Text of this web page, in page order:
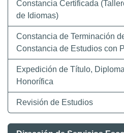
Constancia Certificada
de Idiomas)
Constancia de Terminación
Constancia de Estudios con
Expedición de Título,
Honorífica
Revisión de Estudios